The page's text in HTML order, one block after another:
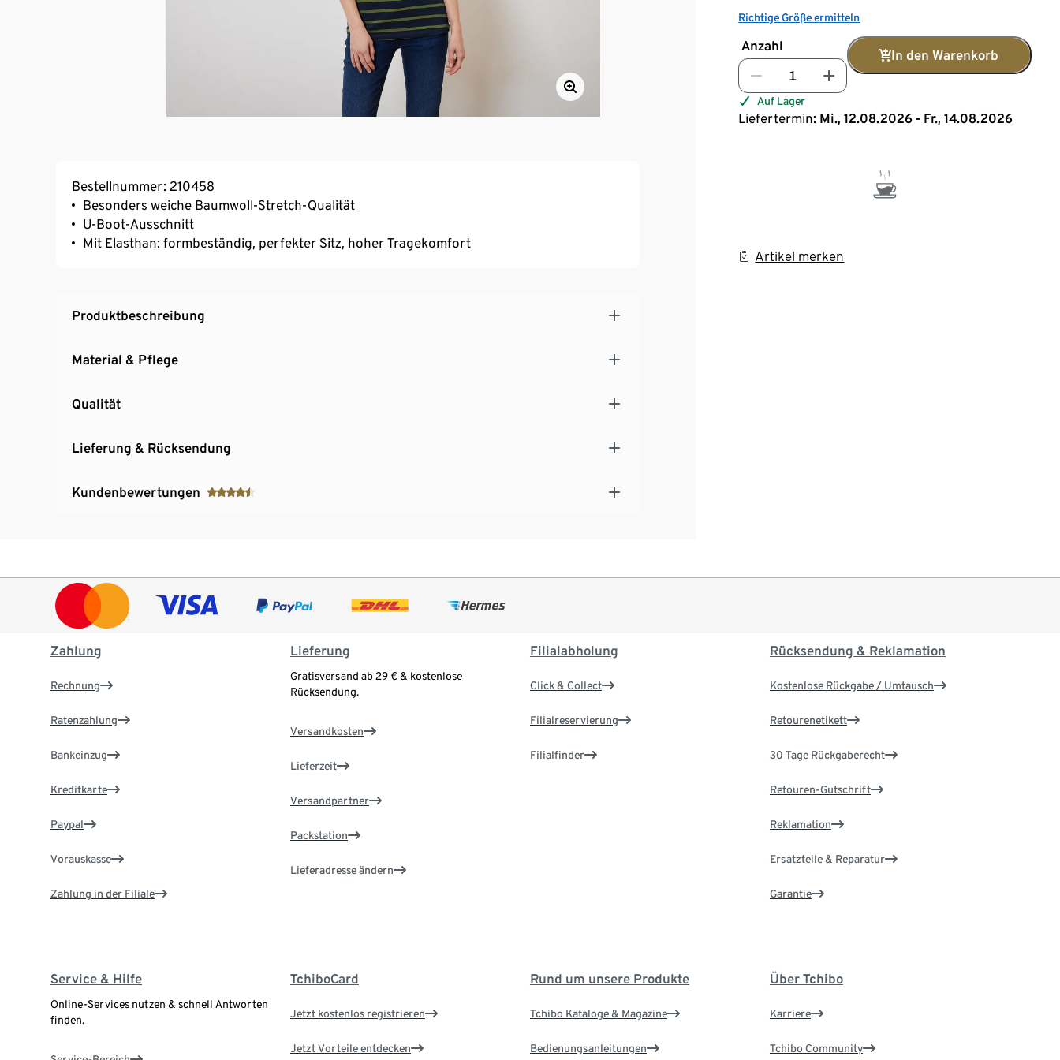
Richtige Größe ermitteln
Anzahl
In den Warenkorb
Auf Lager
Liefertermin: Mi., 12.08.2026 - Fr., 14.08.2026
Artikel merken
Bestellnummer: 210458
Besonders weiche Baumwoll-Stretch-Qualität
U-Boot-Ausschnitt
Mit Elasthan: formbeständig, perfekter Sitz, hoher Tragekomfort
Produktbeschreibung
Material & Pflege
Qualität
Lieferung & Rücksendung
Kundenbewertungen
Zahlung
Rechnung
Ratenzahlung
Bankeinzug
Kreditkarte
Paypal
Vorauskasse
Zahlung in der Filiale
Lieferung
Gratisversand ab 29 € & kostenlose
Rücksendung.
Versandkosten
Lieferzeit
Versandpartner
Packstation
Lieferadresse ändern
Filialabholung
Click & Collect
Filialreservierung
Filialfinder
Rücksendung & Reklamation
Kostenlose Rückgabe / Umtausch
Retourenetikett
30 Tage Rückgaberecht
Retouren-Gutschrift
Reklamation
Ersatzteile & Reparatur
Garantie
Service & Hilfe
Online-Services nutzen & schnell Antworten
finden.
TchiboCard
Jetzt kostenlos registrieren
Jetzt Vorteile entdecken
Rund um unsere Produkte
Tchibo Kataloge & Magazine
Bedienungsanleitungen
Über Tchibo
Karriere
Tchibo Community